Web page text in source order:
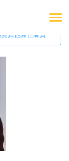
覽其他兼任師資